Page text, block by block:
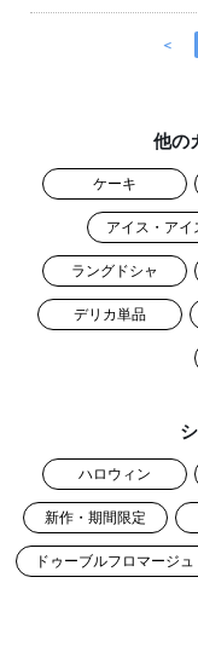
＜
他の
ケーキ
アイス・アイ
ラングドシャ
デリカ単品
ハロウィン
新作・期間限定
ドゥーブルフロマージュ